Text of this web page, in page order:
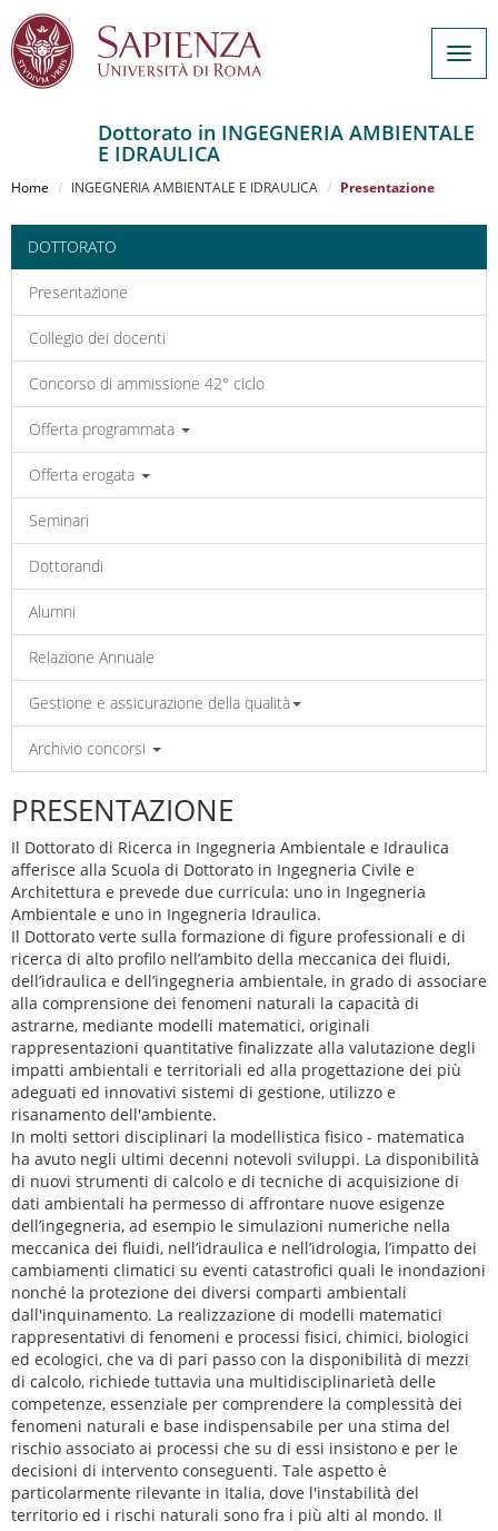
al
principale
Dottorato in INGEGNERIA AMBIENTALE
E IDRAULICA
Home INGEGNERIA AMBIENTALE E IDRAULICA Presentazione
DOTTORATO
Presentazione
Collegio dei docenti
Concorso di ammissione 42° ciclo
Offerta programmata
Offerta erogata
Seminari
Dottorandi
Alumni
Relazione Annuale
Gestione e assicurazione della qualità
Archivio concorsi
PRESENTAZIONE
Il Dottorato di Ricerca in Ingegneria Ambientale e Idraulica
afferisce alla Scuola di Dottorato in Ingegneria Civile e
Architettura e prevede due curricula: uno in Ingegneria
Ambientale e uno in Ingegneria Idraulica.
Il Dottorato verte sulla formazione di figure professionali e di
ricerca di alto profilo nell’ambito della meccanica dei fluidi,
dell’idraulica e dell’ingegneria ambientale, in grado di associare
alla comprensione dei fenomeni naturali la capacità di
astrarne, mediante modelli matematici, originali
rappresentazioni quantitative finalizzate alla valutazione degli
impatti ambientali e territoriali ed alla progettazione dei più
adeguati ed innovativi sistemi di gestione, utilizzo e
risanamento dell'ambiente.
In molti settori disciplinari la modellistica fisico - matematica
ha avuto negli ultimi decenni notevoli sviluppi. La disponibilità
di nuovi strumenti di calcolo e di tecniche di acquisizione di
dati ambientali ha permesso di affrontare nuove esigenze
dell’ingegneria, ad esempio le simulazioni numeriche nella
meccanica dei fluidi, nell’idraulica e nell’idrologia, l’impatto dei
cambiamenti climatici su eventi catastrofici quali le inondazioni
nonché la protezione dei diversi comparti ambientali
dall'inquinamento. La realizzazione di modelli matematici
rappresentativi di fenomeni e processi fisici, chimici, biologici
ed ecologici, che va di pari passo con la disponibilità di mezzi
di calcolo, richiede tuttavia una multidisciplinarietà delle
competenze, essenziale per comprendere la complessità dei
fenomeni naturali e base indispensabile per una stima del
rischio associato ai processi che su di essi insistono e per le
decisioni di intervento conseguenti. Tale aspetto è
particolarmente rilevante in Italia, dove l'instabilità del
territorio ed i rischi naturali sono fra i più alti al mondo. Il